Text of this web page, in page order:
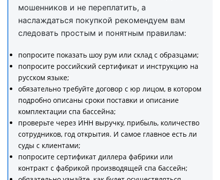
мошенников и не переплатить, а
наслаждаться покупкой рекомендуем вам
следовать простым и понятным правилам:
попросите показать шоу рум или склад с образцами;
попросите российский сертификат и инструкцию на
русском языке;
обязательно требуйте договор с юр лицом, в котором
подробно описаны сроки поставки и описание
комплектации спа бассейна;
проверьте через ИНН выручку, прибыль, количество
сотрудников, год открытия. И самое главное есть ли
суды с клиентами;
попросите сертификат диллера фабрики или
контракт с фабрикой производящей спа бассейн;